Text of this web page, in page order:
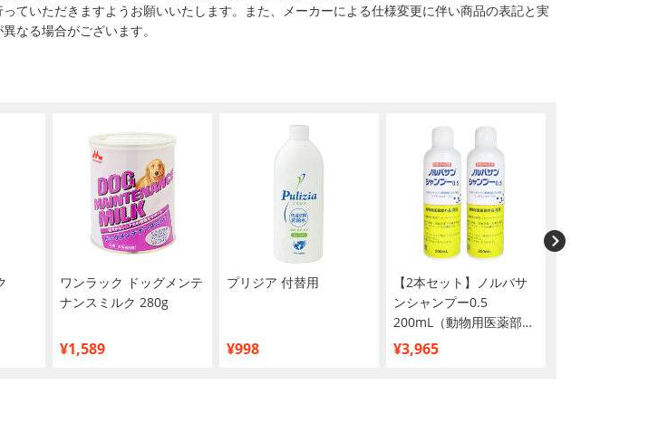
っていただきますようお願いいたします。また、メーカーによる仕様変更に伴い商品の表記と実
なる場合がございます。
ワンラック ドッグメンテ
ナンスミルク 280g
¥1,589
プリジア 付替用
¥998
【2本セット】ノルバサ
ンシャンプー0.5
200mL（動物用医薬部外
品）
¥3,965